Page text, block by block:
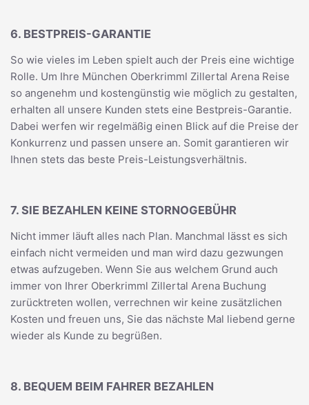
6. BESTPREIS-GARANTIE
So wie vieles im Leben spielt auch der Preis eine wichtige
Rolle. Um Ihre München Oberkrimml Zillertal Arena Reise
so angenehm und kostengünstig wie möglich zu gestalten,
erhalten all unsere Kunden stets eine Bestpreis-Garantie.
Dabei werfen wir regelmäßig einen Blick auf die Preise der
Konkurrenz und passen unsere an. Somit garantieren wir
Ihnen stets das beste Preis-Leistungsverhältnis.
7. SIE BEZAHLEN KEINE STORNOGEBÜHR
Nicht immer läuft alles nach Plan. Manchmal lässt es sich
einfach nicht vermeiden und man wird dazu gezwungen
etwas aufzugeben. Wenn Sie aus welchem Grund auch
immer von Ihrer Oberkrimml Zillertal Arena Buchung
zurücktreten wollen, verrechnen wir keine zusätzlichen
Kosten und freuen uns, Sie das nächste Mal liebend gerne
wieder als Kunde zu begrüßen.
8. BEQUEM BEIM FAHRER BEZAHLEN